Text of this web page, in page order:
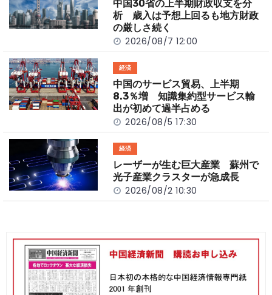
k
中国30省の上半期財政収支を分
析 歳入は予想上回るも地方財政
の厳しさ続く
2026/08/7 12:00
経済
中国のサービス貿易、上半期
8.3％増 知識集約型サービス輸
出が初めて過半占める
2026/08/5 17:30
経済
レーザーが生む巨大産業 蘇州で
光子産業クラスターが急成長
2026/08/2 10:30